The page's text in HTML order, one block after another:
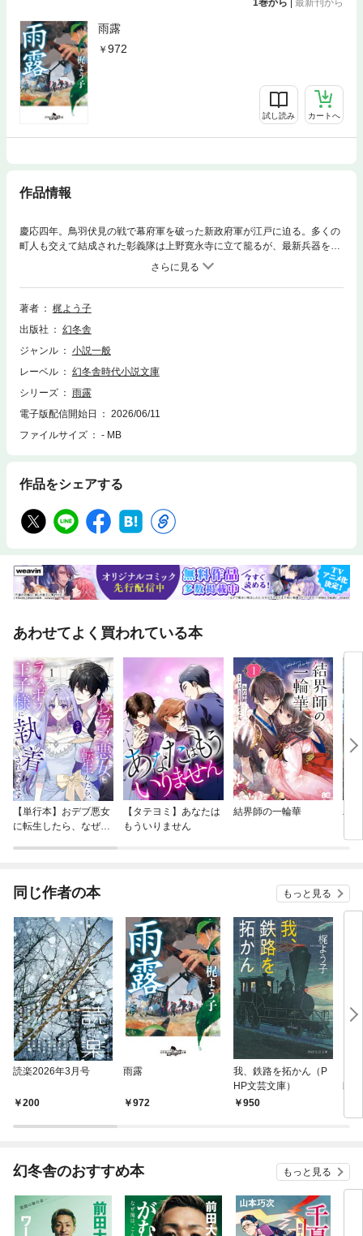
1巻から 最新刊から
雨露
972
試し読み カートへ
作品情報
慶応四年。鳥羽伏見の戦で幕府軍を破った新政府軍が江戸に迫る。多くの
町人も交えて結成された彰義隊は上野寛永寺に立て籠るが、最新兵器を駆
使する新政府軍にわずか半日で敗北――。なぜ、名もなき彼らは、無謀な
戦いに身を投じたのか。臆病者の武士・小山勝美ら、若き彰義隊隊士の葛
藤と非業の運命を情感豊かな筆致で描き出す、傑作歴史小説。
著者
梶よう子
出版社
幻冬舎
ジャンル
小説一般
レーベル
幻冬舎時代小説文庫
シリーズ
雨露
電子版配信開始日
2026/06/11
ファイルサイズ
- MB
作品をシェアする
あわせてよく買われている本
【単行本】おデブ悪女
に転生したら、なぜか
【タテヨミ】あなたは
もういりません
結界師の一輪華
バ
今
同じ作者の本 もっと見る
読楽2026年3月号
200
雨露
972
我、鉄路を拓かん（P
HP文芸文庫）
950
郎
幻冬舎のおすすめ本 もっと見る